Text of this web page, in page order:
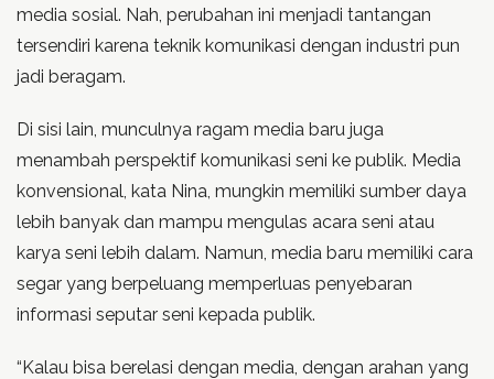
media sosial. Nah, perubahan ini menjadi tantangan
tersendiri karena teknik komunikasi dengan industri pun
jadi beragam.
Di sisi lain, munculnya ragam media baru juga
menambah perspektif komunikasi seni ke publik. Media
konvensional, kata Nina, mungkin memiliki sumber daya
lebih banyak dan mampu mengulas acara seni atau
karya seni lebih dalam. Namun, media baru memiliki cara
segar yang berpeluang memperluas penyebaran
informasi seputar seni kepada publik.
“Kalau bisa berelasi dengan media, dengan arahan yang